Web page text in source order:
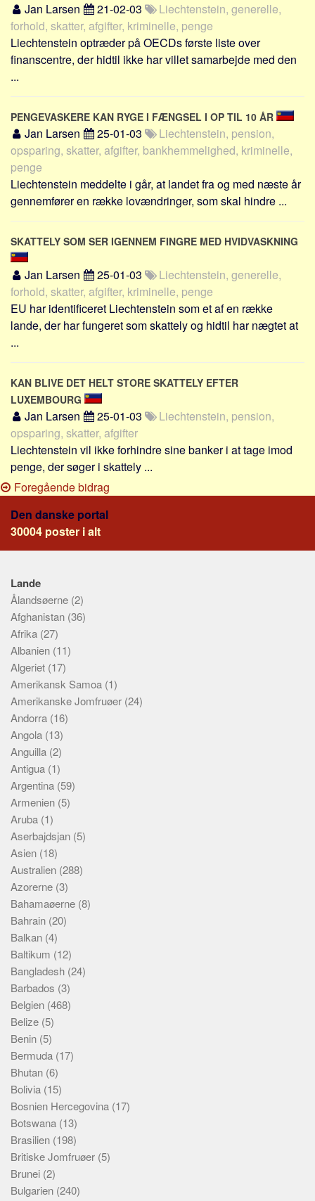
Jan Larsen 21-02-03
Liechtenstein, generelle,
forhold, skatter, afgifter, kriminelle, penge
Liechtenstein optræder på OECDs første liste over
finanscentre, der hidtil ikke har villet samarbejde med den
...
PENGEVASKERE KAN RYGE I FÆNGSEL I OP TIL 10 ÅR
Jan Larsen 25-01-03
Liechtenstein, pension,
opsparing, skatter, afgifter, bankhemmelighed, kriminelle,
penge
Liechtenstein meddelte i går, at landet fra og med næste år
gennemfører en række lovændringer, som skal hindre ...
SKATTELY SOM SER IGENNEM FINGRE MED HVIDVASKNING
Jan Larsen 25-01-03
Liechtenstein, generelle,
forhold, skatter, afgifter, kriminelle, penge
EU har identificeret Liechtenstein som et af en række
lande, der har fungeret som skattely og hidtil har nægtet at
...
KAN BLIVE DET HELT STORE SKATTELY EFTER
LUXEMBOURG
Jan Larsen 25-01-03
Liechtenstein, pension,
opsparing, skatter, afgifter
Liechtenstein vil ikke forhindre sine banker i at tage imod
penge, der søger i skattely ...
Foregående bidrag
Den danske portal
30004 poster i alt
Lande
Ålandsøerne (2)
Afghanistan (36)
Afrika (27)
Albanien (11)
Algeriet (17)
Amerikansk Samoa (1)
Amerikanske Jomfruøer (24)
Andorra (16)
Angola (13)
Anguilla (2)
Antigua (1)
Argentina (59)
Armenien (5)
Aruba (1)
Aserbajdsjan (5)
Asien (18)
Australien (288)
Azorerne (3)
Bahamaøerne (8)
Bahrain (20)
Balkan (4)
Baltikum (12)
Bangladesh (24)
Barbados (3)
Belgien (468)
Belize (5)
Benin (5)
Bermuda (17)
Bhutan (6)
Bolivia (15)
Bosnien Hercegovina (17)
Botswana (13)
Brasilien (198)
Britiske Jomfruøer (5)
Brunei (2)
Bulgarien (240)